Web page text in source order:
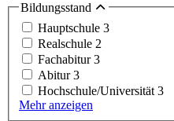
Bildungsstand
Hauptschule 3
Realschule 2
Fachabitur3
Abitur3
Hochschule/Universität 3
Mehr anzeigen